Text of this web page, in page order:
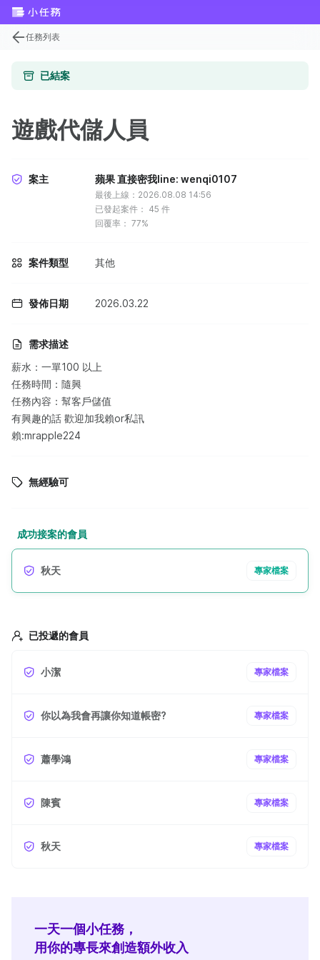
任務列表
已結案
遊戲代儲人員
案主 蘋果 直接密我line: wenqi0107
最後上線：2026.08.08 14:56
已發起案件： 45 件
回覆率： 77%
案件類型 其他
發佈日期 2026.03.22
需求描述
薪水：一單100 以上
任務時間：隨興
任務內容：幫客戶儲值
有興趣的話 歡迎加我賴or私訊
賴:mrapple224
無經驗可
成功接案的會員
秋天 專家檔案
已投遞的會員
小潔 專家檔案
你以為我會再讓你知道帳密? 專家檔案
蕭學鴻 專家檔案
陳賓 專家檔案
秋天 專家檔案
一天一個小任務，
用你的專長來創造額外收入